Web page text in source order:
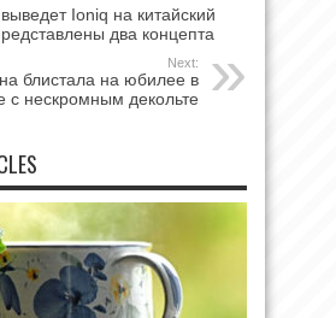
Ioniq на китайский
два концепта
Next:
блистала на юбилее в
с нескромным декольте